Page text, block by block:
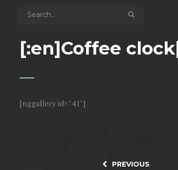
[:en]Coffee
[nggallery id="41"]
PREVIOUS